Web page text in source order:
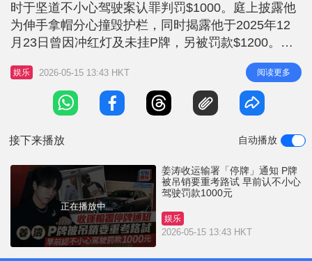
时于坚道不小心驾驶案认罪判罚$1000。庭上披露他
为伸手拿帽分心撞毁护栏，同时揭露他于2025年12
月23日曾因冲红灯及未挂P牌，另被罚款$1200。当
以为案件告一段落，据知，姜涛近日收到运输署的停
牌通知，须即时停止驾驶及重考驾驶执照。 姜涛曾
指暂不敢再揸车 姜涛早前在案件判决后，曾回应承
诺会引以为鉴。对于无挂P牌，他解释：「印象中有
娱乐 2026-05-15 13:43 HKT 阅读更多
接下来播放 自动播放
正在播放中
姜涛收运输署「停牌」通知 P牌
被吊销要重考路试 早前认不小心
驾驶罚款1000元
娱乐
2026-05-15 13:43 HKT